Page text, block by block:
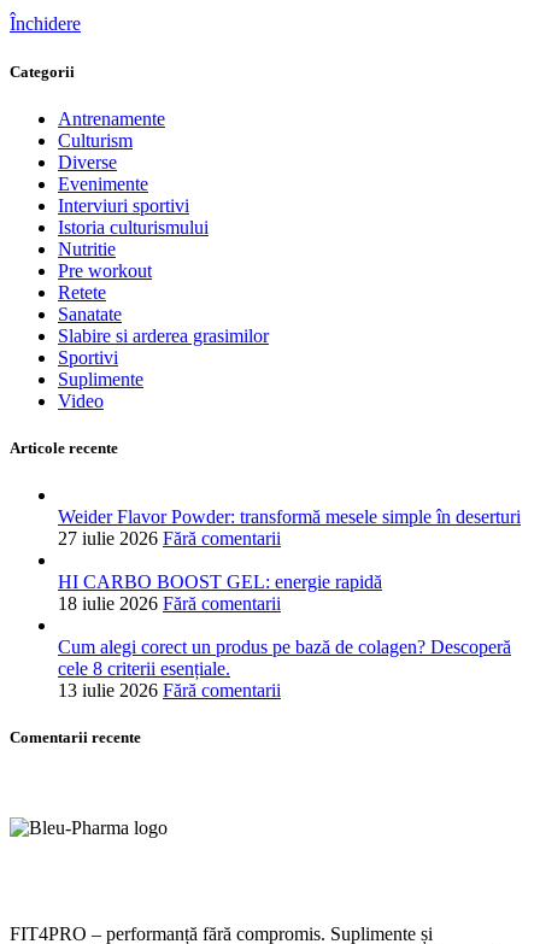
Închidere
Categorii
Antrenamente
Culturism
Diverse
Evenimente
Interviuri sportivi
Istoria culturismului
Nutritie
Pre workout
Retete
Sanatate
Slabire si arderea grasimilor
Sportivi
Suplimente
Video
Articole recente
Weider Flavor Powder: transformă mesele simple în deserturi
27 iulie 2026 Fără comentarii
HI CARBO BOOST GEL: energie rapidă
18 iulie 2026 Fără comentarii
Cum alegi corect un produs pe bază de colagen? Descoperă
cele 8 criterii esențiale.
13 iulie 2026 Fără comentarii
Comentarii recente
FIT4PRO – performanță fără compromis. Suplimente și